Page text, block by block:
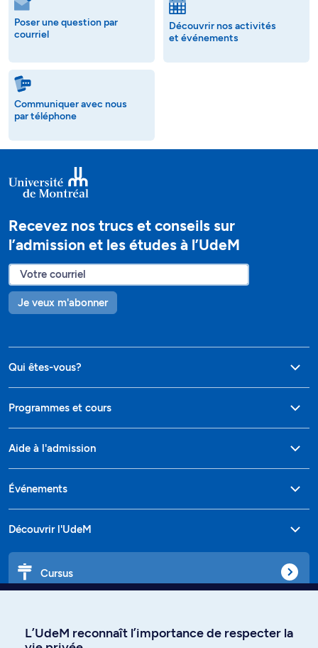
Poser une question par
courriel
Découvrir nos activités
et événements
Communiquer avec nous
par téléphone
Recevez nos trucs et conseils sur
l’admission et les études à l’UdeM
Je veux m'abonner
Qui êtes-vous?
Programmes et cours
Aide à l'admission
Événements
Découvrir l'UdeM
Cursus
L’UdeM reconnaît l’importance de respecter la